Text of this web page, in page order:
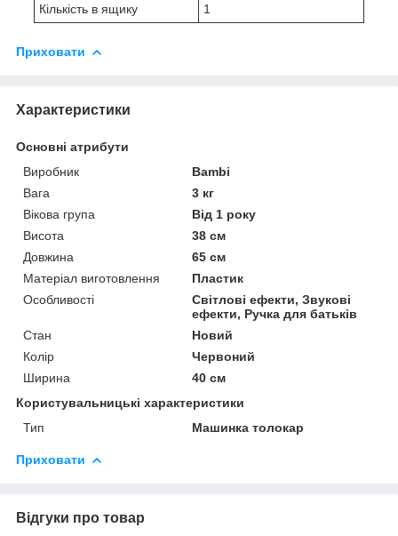
Кількість в ящику
1
Приховати
Характеристики
Основні атрибути
Виробник
Bambi
Вага
3 кг
Вікова група
Від 1 року
Висота
38 см
Довжина
65 см
Матеріал виготовлення
Пластик
Особливості
Світлові ефекти, Звукові
ефекти, Ручка для батьків
Стан
Новий
Колір
Червоний
Ширина
40 см
Користувальницькі характеристики
Тип
Машинка толокар
Приховати
Відгуки про товар